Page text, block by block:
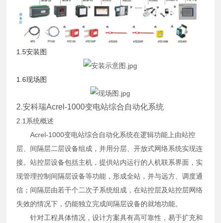
1.5安装图
1.6现场图
2.安科瑞Acrel-1000变电站综合自动化系统
2.1系统概述
Acrel-1000变电站综合自动化系统在逻辑功能上由站控
层、间隔层二层设备组成，并用分层、开放式网络系统实现连
接。站控层设备包括主机，提供站内运行的人机联系界面，实
现管理控制间隔层设备等功能，形成全站，并与远方、调度通
信；间隔层由若干个二次子系统组成，在站控层及站控层网络
失效的情况下，仍能独立完成间隔层设备的就地功能。
针对工程具体情况，设计方案具有高可靠性，易于扩充和